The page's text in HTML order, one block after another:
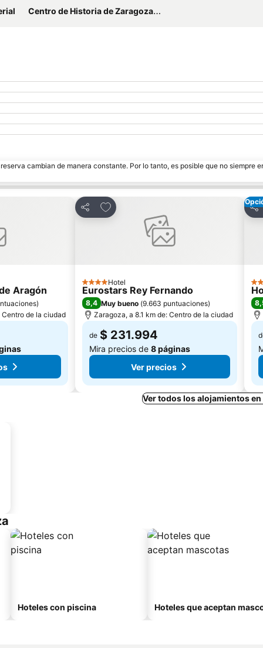
Centro de Historia de Zaragoza - Antiguo Convento San Agustín
cambian de manera constante. Por lo tanto, es posible que no siempre
Aragón
)
de la ciudad
Compartir
Agregar a favoritos
4 Estrellas
Hotel
Eurostars Rey Fernando
8,4 Muy bueno (9.663 puntuaciones)
Zaragoza, a 8.1 km de: Centro de la ciudad
de $ 231.994
Mira precios de 8 páginas
Ver precios
5
Ver todos los alojamientos
Hoteles con piscina Hoteles que aceptan